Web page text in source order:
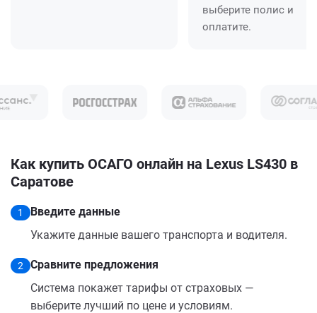
выберите полис и
оплатите.
Как купить ОСАГО онлайн на Lexus LS430 в
Саратове
1
Введите данные
Укажите данные вашего транспорта и водителя.
2
Сравните предложения
Система покажет тарифы от страховых —
выберите лучший по цене и условиям.